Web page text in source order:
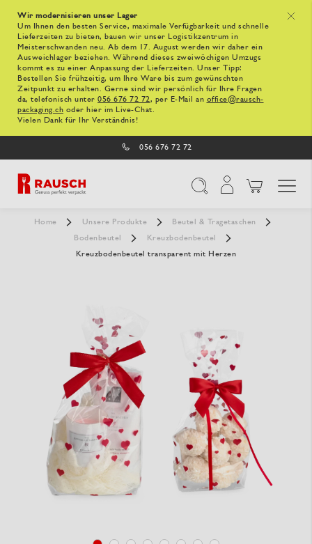
x
Wir modernisieren unser Lager
Um Ihnen den besten Service, maximale Verfügbarkeit und schnelle
Lieferzeiten zu bieten, bauen wir unser Logistikzentrum in
Meisterschwanden neu. Ab dem 17. August werden wir daher ein
Ausweichlager beziehen. Während dieses zweiwöchigen Umzugs
kommt es zu einer Anpassung der Lieferzeiten. Unser Tipp:
Bestellen Sie frühzeitig, um Ihre Ware bis zum gewünschten
Zeitpunkt zu erhalten. Gerne sind wir persönlich für Ihre Fragen
da, telefonisch unter 056 676 72 72, per E-Mail an office@rausch-
packaging.ch oder hier im Live-Chat.
Vielen Dank für Ihr Verständnis!
056 676 72 72
Home Unsere Produkte
Beutel & Tragetaschen
Bodenbeutel
Kreuzbodenbeutel
Kreuzbodenbeutel transparent mit Herzen